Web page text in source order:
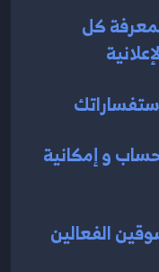
كل
و إمكانية
الفعالين